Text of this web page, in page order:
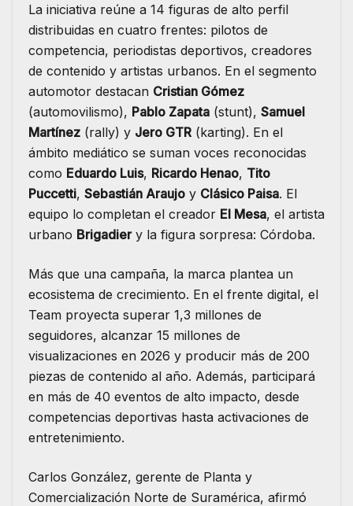
La iniciativa reúne a 14 figuras de alto perfil
distribuidas en cuatro frentes: pilotos de
competencia, periodistas deportivos, creadores
de contenido y artistas urbanos. En el segmento
automotor destacan Cristian Gómez
(automovilismo), Pablo Zapata (stunt), Samuel
Martínez (rally) y Jero GTR (karting). En el
ámbito mediático se suman voces reconocidas
como Eduardo Luis, Ricardo Henao, Tito
Puccetti, Sebastián Araujo y Clásico Paisa. El
equipo lo completan el creador El Mesa, el artista
urbano Brigadiery la figura sorpresa: Córdoba.
Más que una campaña, la marca plantea un
ecosistema de crecimiento. En el frente digital, el
Team proyecta superar 1,3 millones de
seguidores, alcanzar 15 millones de
visualizaciones en 2026 y producir más de 200
piezas de contenido al año. Además, participará
en más de 40 eventos de alto impacto, desde
competencias deportivas hasta activaciones de
entretenimiento.
Carlos González, gerente de Planta y
Comercialización Norte de Suramérica, afirmó